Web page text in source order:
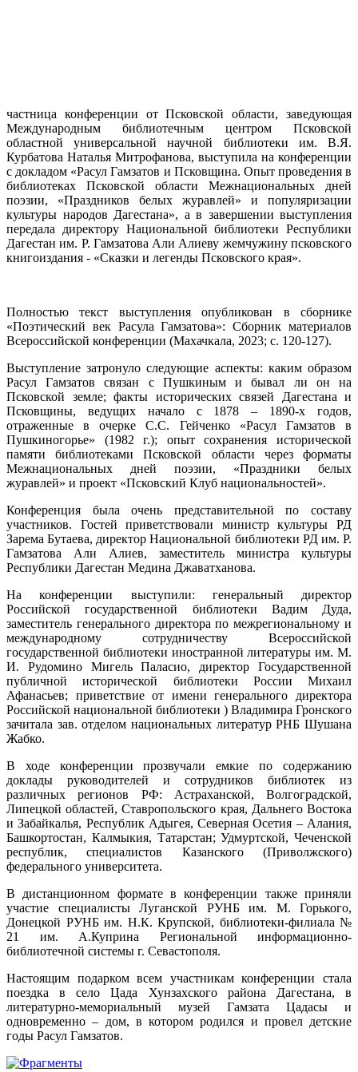
частница конференции от Псковской области, заведующая
Международным библиотечным центром Псковской
областной универсальной научной библиотеки им. В.Я.
Курбатова Наталья Митрофанова, выступила на конференции
с докладом «Расул Гамзатов и Псковщина. Опыт проведения в
библиотеках Псковской области Межнациональных дней
поэзии, «Праздников белых журавлей» и популяризации
культуры народов Дагестана», а в завершении выступления
передала директору Национальной библиотеки Республики
Дагестан им. Р. Гамзатова Али Алиеву жемчужину псковского
книгоиздания - «Сказки и легенды Псковского края».
Полностью текст выступления опубликован в сборнике
«Поэтический век Расула Гамзатова»: Сборник материалов
Всероссийской конференции (Махачкала, 2023; с. 120-127).
Выступление затронуло следующие аспекты: каким образом
Расул Гамзатов связан с Пушкиным и бывал ли он на
Псковской земле; факты исторических связей Дагестана и
Псковщины, ведущих начало с 1878 – 1890-х годов,
отраженные в очерке С.С. Гейченко «Расул Гамзатов в
Пушкиногорье» (1982 г.); опыт сохранения исторической
памяти библиотеками Псковской области через форматы
Межнациональных дней поэзии, «Праздники белых
журавлей» и проект «Псковский Клуб национальностей».
Конференция была очень представительной по составу
участников. Гостей приветствовали министр культуры РД
Зарема Бутаева, директор Национальной библиотеки РД им. Р.
Гамзатова Али Алиев, заместитель министра культуры
Республики Дагестан Медина Джаватханова.
На конференции выступили: генеральный директор
Российской государственной библиотеки Вадим Дуда,
заместитель генерального директора по межрегиональному и
международному сотрудничеству Всероссийской
государственной библиотеки иностранной литературы им. М.
И. Рудомино Мигель Паласио, директор Государственной
публичной исторической библиотеки России Михаил
Афанасьев; приветствие от имени генерального директора
Российской национальной библиотеки ) Владимира Гронского
зачитала зав. отделом национальных литератур РНБ Шушана
Жабко.
В ходе конференции прозвучали емкие по содержанию
доклады руководителей и сотрудников библиотек из
различных регионов РФ: Астраханской, Волгоградской,
Липецкой областей, Ставропольского края, Дальнего Востока
и Забайкалья, Республик Адыгея, Северная Осетия – Алания,
Башкортостан, Калмыкия, Татарстан; Удмуртской, Чеченской
республик, специалистов Казанского (Приволжского)
федерального университета.
В дистанционном формате в конференции также приняли
участие специалисты Луганской РУНБ им. М. Горького,
Донецкой РУНБ им. Н.К. Крупской, библиотеки-филиала №
21 им. А.Куприна Региональной информационно-
библиотечной системы г. Севастополя.
Настоящим подарком всем участникам конференции стала
поездка в село Цада Хунзахского района Дагестана, в
литературно-мемориальный музей Гамзата Цадасы и
одновременно – дом, в котором родился и провел детские
годы Расул Гамзатов.